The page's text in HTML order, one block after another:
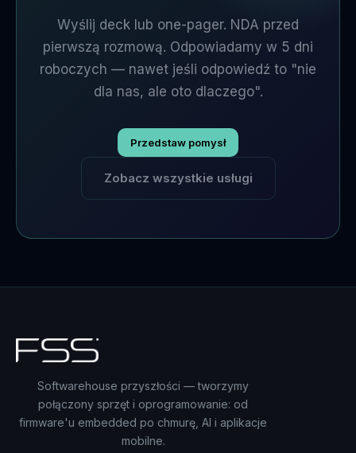
Wyślij deck lub one-pager. NDA przed
pierwszą rozmową. Odpowiadamy w 5 dni
roboczych — nawet jeśli odpowiedź to "nie
dla nas, ale oto dlaczego".
Przedstaw pomysł
Zobacz wszystkie usługi
Softwarehouse przyszłości — tworzymy
połączony sprzęt i oprogramowanie: od
firmware'u embedded po chmurę, AI i aplikacje
mobilne.